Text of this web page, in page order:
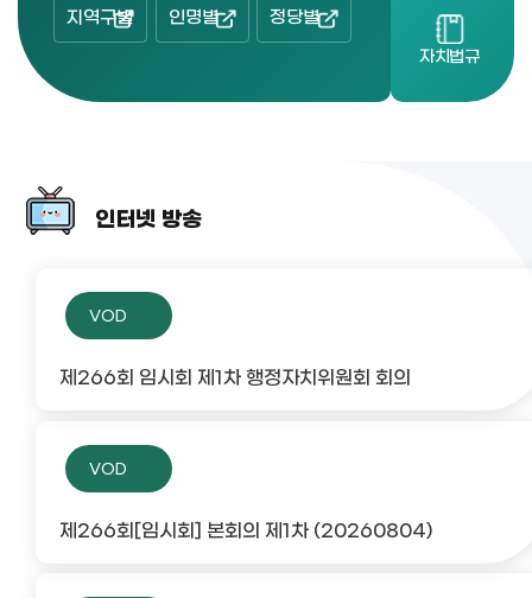
지역구별 인명별 정당별
자치법규
인터넷 방송
VOD
제266회 임시회 제1차 행정자치위원회 회의
VOD
제266회[임시회] 본회의 제1차 (20260804)